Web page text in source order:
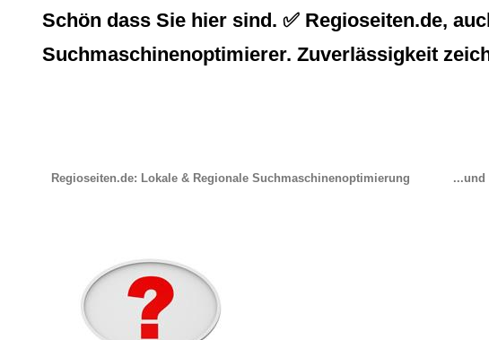
Schön dass Sie hier sind. ✅ Regioseiten.de,
Suchmaschinenoptimierer. Zuverlässigkeit
Regioseiten.de: Lokale & Regionale Suchmaschinenoptimierung ...und